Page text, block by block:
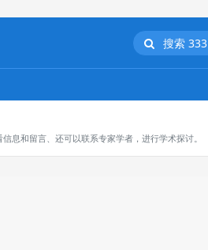
搜索 333
息和留言、还可以联系专家学者，进行学术探讨。